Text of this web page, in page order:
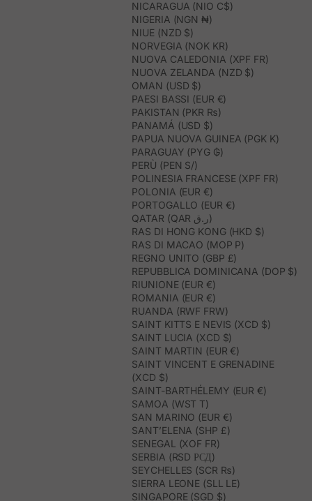
NICARAGUA (NIO C$)
NIGERIA (NGN ₦)
NIUE (NZD $)
NORVEGIA (NOK KR)
NUOVA CALEDONIA (XPF FR)
NUOVA ZELANDA (NZD $)
OMAN (USD $)
PAESI BASSI (EUR €)
PAKISTAN (PKR ₨)
PANAMÁ (USD $)
PAPUA NUOVA GUINEA (PGK K)
PARAGUAY (PYG ₲)
PERÙ (PEN S/)
POLINESIA FRANCESE (XPF FR)
POLONIA (EUR €)
PORTOGALLO (EUR €)
QATAR (QAR ر.ق)
RAS DI HONG KONG (HKD $)
RAS DI MACAO (MOP P)
REGNO UNITO (GBP £)
REPUBBLICA DOMINICANA (DOP $)
RIUNIONE (EUR €)
ROMANIA (EUR €)
RUANDA (RWF FRW)
SAINT KITTS E NEVIS (XCD $)
SAINT LUCIA (XCD $)
SAINT MARTIN (EUR €)
SAINT VINCENT E GRENADINE
(XCD $)
SAINT-BARTHÉLEMY (EUR €)
SAMOA (WST T)
SAN MARINO (EUR €)
SANT’ELENA (SHP £)
SENEGAL (XOF FR)
SERBIA (RSD РСД)
SEYCHELLES (SCR ₨)
SIERRA LEONE (SLL LE)
SINGAPORE (SGD $)